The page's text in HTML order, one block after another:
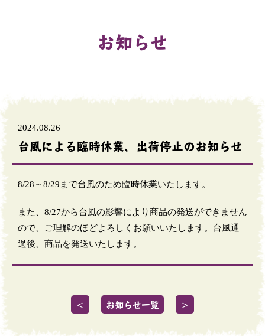
お知らせ
2024.08.26
台風による臨時休業、出荷停止のお知らせ
8/28～8/29まで台風のため臨時休業いたします。
また、8/27から台風の影響により商品の発送ができません
ので、ご理解のほどよろしくお願いいたします。台風通
過後、商品を発送いたします。
＜ お知らせ一覧 ＞